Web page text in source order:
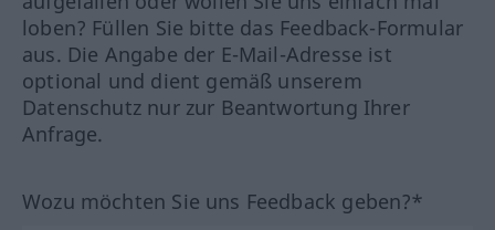
loben? Füllen Sie bitte das Feedback-Formular
aus. Die Angabe der E-Mail-Adresse ist
optional und dient gemäß unserem
Datenschutz nur zur Beantwortung Ihrer
Anfrage.
Wozu möchten Sie uns Feedback geben?*